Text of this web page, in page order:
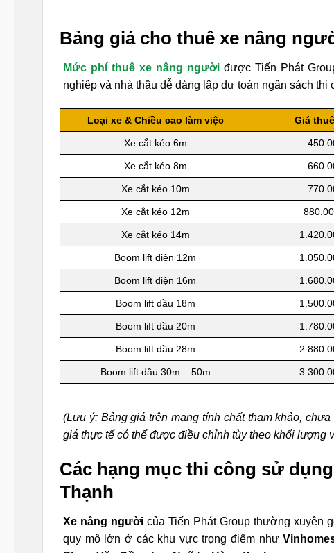
Bảng giá cho thuê xe nâng
Mức phí thuê xe nâng ngườiđược Tiến Phát
nghiệp và nhà thầu dễ dàng lập dự toán ngân sách thi
Loại xe & Chiều cao làm việc Giá
Xe cắt kéo 6m
Xe cắt kéo 8m
Xe cắt kéo 10m
Xe cắt kéo 12m
Xe cắt kéo 14m
Boom lift điện 12m
Boom lift điện 16m
Boom lift dầu 18m
Boom lift dầu 20m
Boom lift dầu 28m
Boom lift dầu 30m – 50m
(Lưu ý: Bảng giá trên mang tính chất tham khảo,
giá thực tế có thể được điều chỉnh tùy theo khối lượng
Các hạng mục thi công sử
Thạnh
Xe nâng người của Tiến Phát Group thường xuyên
quy mô lớn ở các khu vực trọng điểm như